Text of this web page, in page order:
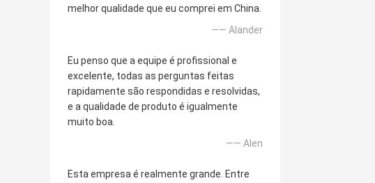
melhor qualidade que eu comprei em China.
—— Alander
Eu penso que a equipe é profissional e
excelente, todas as perguntas feitas
rapidamente são respondidas e resolvidas,
e a qualidade de produto é igualmente
muito boa.
—— Alen
Esta empresa é realmente grande. Entre